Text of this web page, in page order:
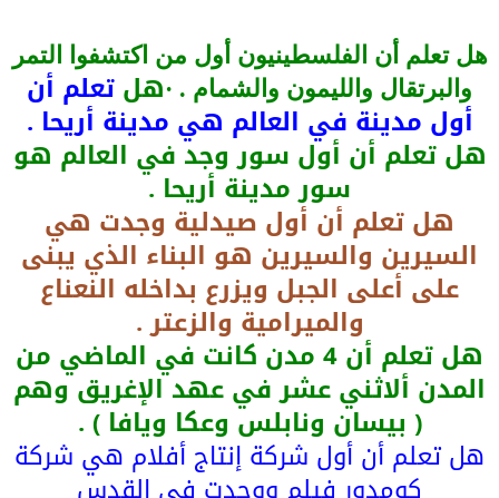
هل تعلم أن الفلسطينيون أول من اكتشفوا التمر
والبرتقال والليمون والشمام . ·هلتعلم أن
أول مدينة في العالم هي مدينة أريحا .
هل تعلم أن أول سور وجد في العالم هو
سور مدينة أريحا .
هل تعلم أن أول صيدلية وجدت هي
السيرين والسيرين هو البناء الذي يبنى
على أعلى الجبل ويزرع بداخله النعناع
والميرامية والزعتر .
هل تعلم أن 4 مدن كانت في الماضي من
المدن ألاثني عشر في عهد الإغريق وهم
( بيسان ونابلس وعكا ويافا ) .
هل تعلم أن أول شركة إنتاج أفلام هي شركة